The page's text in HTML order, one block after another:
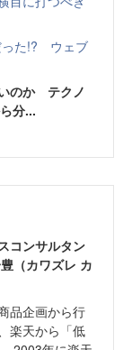
った!? ウェブ
のか テクノ
分...
コンサルタン
（カワズレ カ
品企画から行
楽天から「低